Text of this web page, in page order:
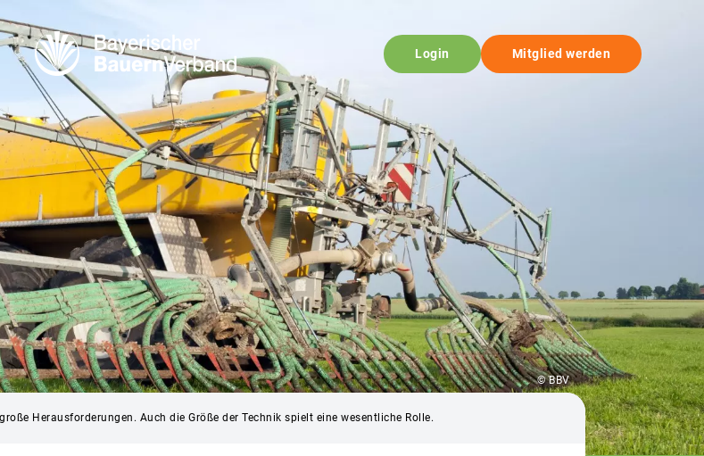
Login Mitglied werden
© BBV
Herausforderungen. Auch die Größe der Technik spielt eine wesentliche Rolle.